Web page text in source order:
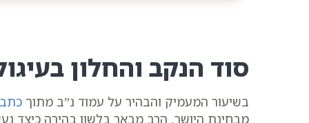
סוד הנקב והחלון
בשיעור המעמיק והבהיר על עמוד נ”ב מתוך
מבחינת היושר. הרב מבאר בלשון בהירה כיצד